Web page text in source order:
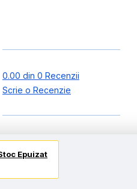
0.00 din 0 Recenzii
Scrie o Recenzie
Epuizat
Stoc Epuizat